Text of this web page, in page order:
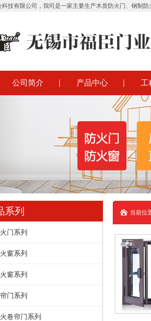
技有限公司，我司是一家主要生产木质防火门、钢制
公司简介 产品中心 工
系列
门系列
窗系列
窗系列
门系列
卷帘门系列
当前位